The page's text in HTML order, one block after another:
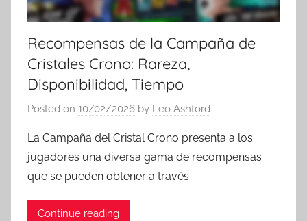
Recompensas de la Campaña de
Cristales Crono: Rareza,
Disponibilidad, Tiempo
Posted on 10/02/2026 by Leo Ashford
La Campaña del Cristal Crono presenta a los
jugadores una diversa gama de recompensas
que se pueden obtener a través
Continue reading